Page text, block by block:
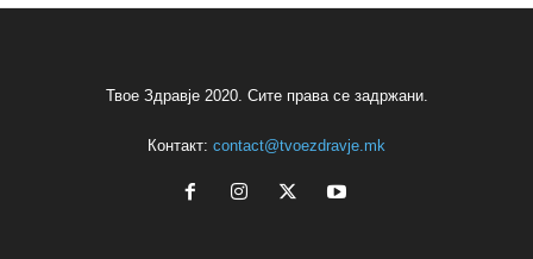
Твое Здравје 2020. Сите права се задржани.
Контакт: contact@tvoezdravje.mk